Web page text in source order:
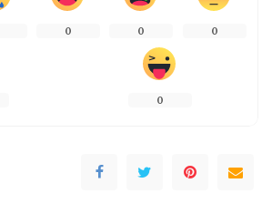
0 0 0
0